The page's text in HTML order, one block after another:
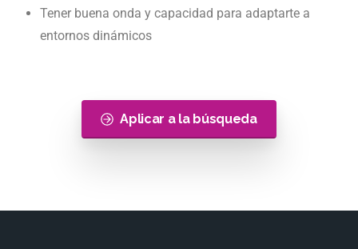
Tener buena onda y capacidad para adaptarte a
entornos dinámicos
Aplicar a la búsqueda